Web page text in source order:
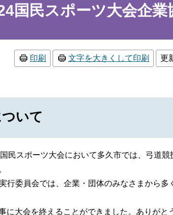
国民スポーツ大会企業
印刷 文字を大きくして印刷 更
いて
民スポーツ大会において多久市では、弓道競
行委員会では、企業・団体のみなさまから多
大会を終えることができました。ありがと